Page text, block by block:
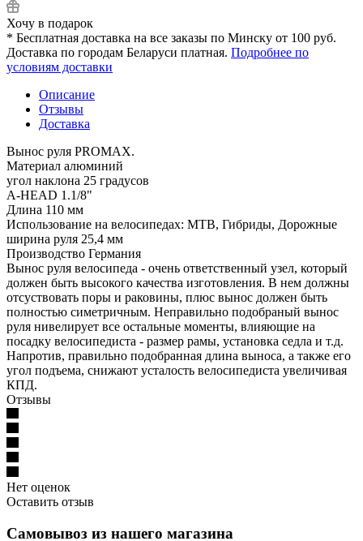
Хочу в подарок
* Бесплатная доставка на все заказы по Минску от 100 руб.
Доставка по городам Беларуси платная. Подробнее по
условиям доставки
Описание
Отзывы
Доставка
Вынос руля PROMAX.
Материал алюминий
угол наклона 25 градусов
A-HEAD 1.1/8"
Длина 110 мм
Использование на велосипедах: MTB, Гибриды, Дорожные
ширина руля 25,4 мм
Производство Германия
Вынос руля велосипеда - очень ответственный узел, который
должен быть высокого качества изготовления. В нем должны
отсуствовать поры и раковины, плюс вынос должен быть
полностью симетричным. Неправильно подобраный вынос
руля нивелирует все остальные моменты, влияющие на
посадку велосипедиста - размер рамы, установка седла и т.д.
Напротив, правильно подобранная длина выноса, а также его
угол подъема, снижают усталость велосипедиста увеличивая
КПД.
Отзывы
Нет оценок
Оставить отзыв
Самовывоз из нашего магазина